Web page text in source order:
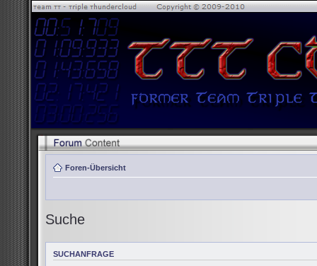
Foren-Übersicht
Suche
SUCHANFRAGE